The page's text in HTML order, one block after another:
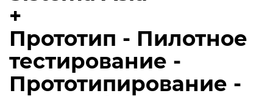
+
Прототип - Пилотное
тестирование -
Прототипирование -